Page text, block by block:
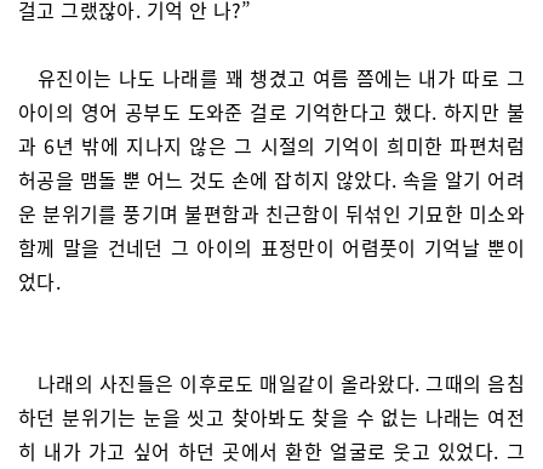
걸고 그랬잖아. 기억 안 나?”
유진이는 나도 나래를 꽤 챙겼고 여름 쯤에는 내가 따로 그
아이의 영어 공부도 도와준 걸로 기억한다고 했다. 하지만 불
과 6년 밖에 지나지 않은 그 시절의 기억이 희미한 파편처럼
허공을 맴돌 뿐 어느 것도 손에 잡히지 않았다. 속을 알기 어려
운 분위기를 풍기며 불편함과 친근함이 뒤섞인 기묘한 미소와
함께 말을 건네던 그 아이의 표정만이 어렴풋이 기억날 뿐이
었다.
나래의 사진들은 이후로도 매일같이 올라왔다. 그때의 음침
하던 분위기는 눈을 씻고 찾아봐도 찾을 수 없는 나래는 여전
히 내가 가고 싶어 하던 곳에서 환한 얼굴로 웃고 있었다. 그